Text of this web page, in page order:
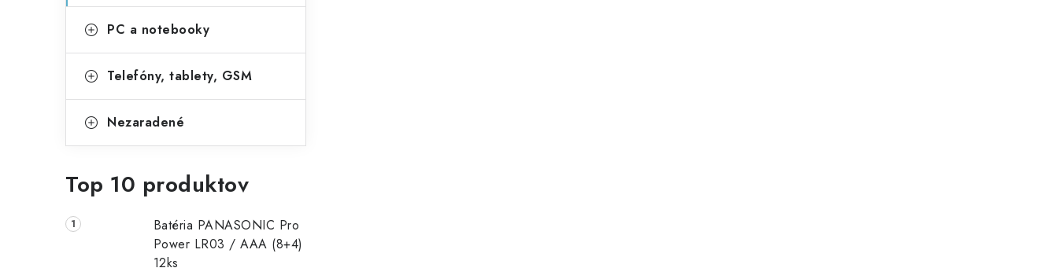
PC a notebooky
Telefóny, tablety, GSM
Nezaradené
Top 10 produktov
Batéria PANASONIC Pro
Power LR03 / AAA (8+4)
12ks